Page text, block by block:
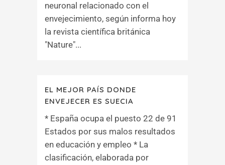
neuronal relacionado con el
envejecimiento, según informa hoy
la revista científica británica
"Nature"...
EL MEJOR PAÍS DONDE
ENVEJECER ES SUECIA
* España ocupa el puesto 22 de 91
Estados por sus malos resultados
en educación y empleo * La
clasificación, elaborada por